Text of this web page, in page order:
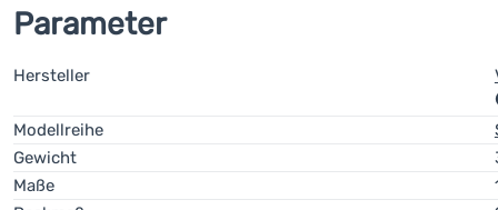
Parameter
Hersteller
Modellreihe
Gewicht
Maße